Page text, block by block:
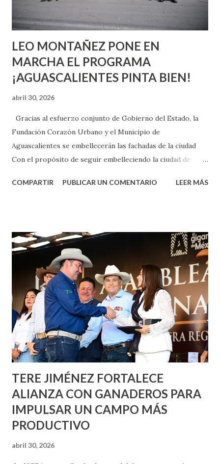
experiencia te dirá, siempre es mejor cuando ambas partes
son suficientemen...
LEO MONTAÑEZ PONE EN
MARCHA EL PROGRAMA
¡AGUASCALIENTES PINTA BIEN!
abril 30, 2026
Gracias al esfuerzo conjunto de Gobierno del Estado, la
Fundación Corazón Urbano y el Municipio de
Aguascalientes se embellecerán las fachadas de la ciudad
Con el propósito de seguir embelleciendo la ciudad de
municipal, Leo Montañez dio inicio al programa
Corazón Urbano y el Municipio capital. Leo Montañez
informó que en este programa se usarán cerca de 90 mil
metros cuadrados de pintura, para dar inicio en la calle
Nieto, entre Jesús F. Elizondo y la calle 22 de Octubre, con
lo que se aplicará pintura en 66 casas. Posteriormente se
llevará este programa a Villas de Nuestra Señora de la
Asunción, Avenida Alameda y Decreto 27 de Septiembre, en
los edificios FOVISSSTE Ojo de Agua, en la comunidad
Norias de Paso Hondo y en los edificios de...
COMPARTIR PUBLICAR UN COMENTARIO LEER MÁS
TERE JIMÉNEZ FORTALECE
ALIANZA CON GANADEROS PARA
IMPULSAR UN CAMPO MÁS
PRODUCTIVO
abril 30, 2026